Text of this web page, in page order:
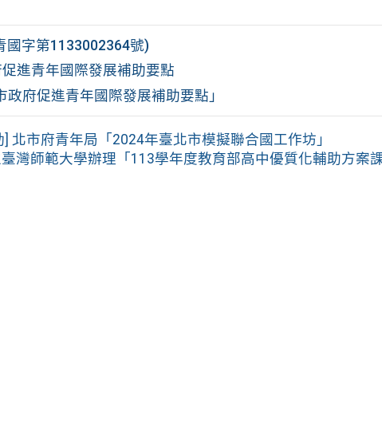
國字第1133002364號)
進青年國際發展補助要點
政府促進青年國際發展補助要點」
] 北市府青年局「2024年臺北市模擬聯合國工作坊」
臺灣師範大學辦理「113學年度教育部高中優質化輔助方案